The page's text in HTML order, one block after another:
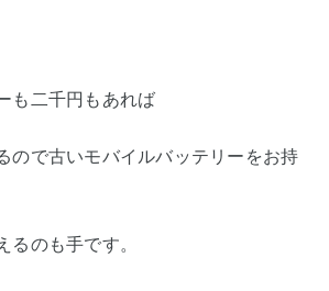
も二千円もあれば
ので古いモバイルバッテリーをお持
るのも手です。